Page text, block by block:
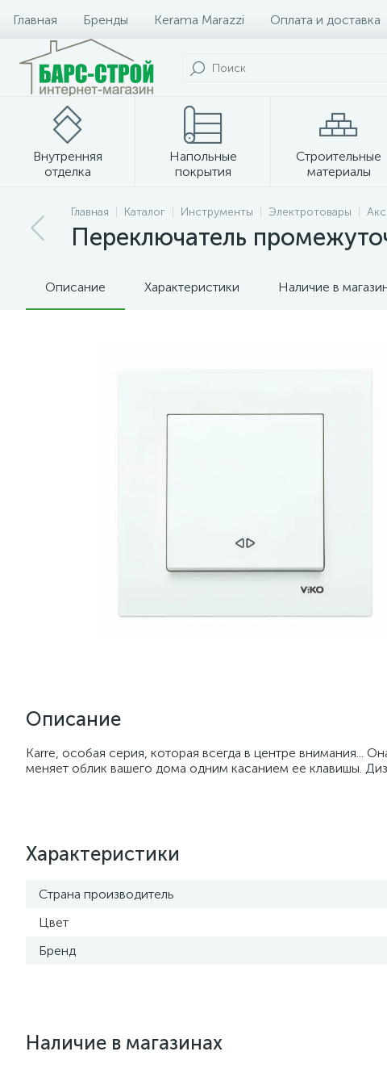
Главная Бренды Kerama Marazzi Оплата и доставка
Внутренняя
отделка
Напольные
покрытия
Строительные
материалы
Плитка и керамогранит
Главная Каталог Инструменты Электротовары
Переключатель
Описание Характеристики Наличие в
Описание
Karre, особая серия, которая всегда в центре внимания...
меняет облик вашего дома одним касанием ее клавишы.
Характеристики
Страна производитель
Цвет
Бренд
Наличие в магазинах